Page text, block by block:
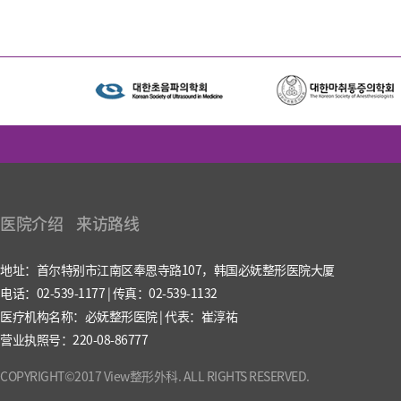
医院介绍 来访路线
地址：首尔特别市江南区奉恩寺路107，韩国必妩整形医院大厦
电话：02-539-1177 | 传真：02-539-1132
医疗机构名称：必妩整形医院 | 代表：崔淳祐
营业执照号：220-08-86777
COPYRIGHT©2017 View整形外科. ALL RIGHTS RESERVED.